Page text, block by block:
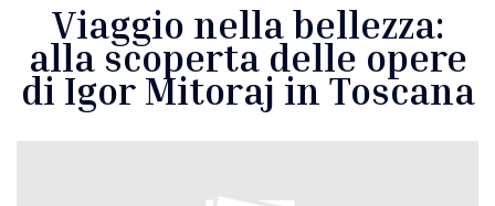
Viaggio nella bellezza:
alla scoperta delle opere
di Igor Mitoraj in Toscana